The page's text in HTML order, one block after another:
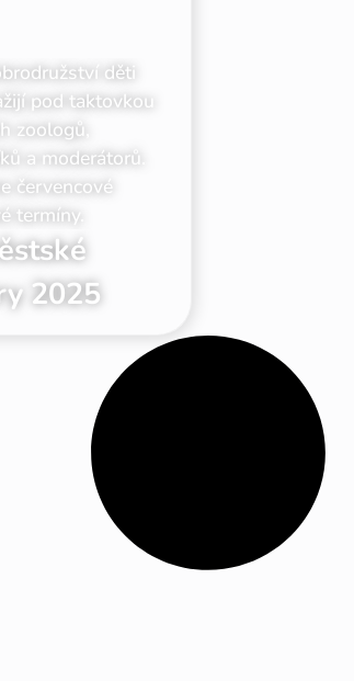
děti
pod taktovkou
zoologů,
a moderátorů.
červencové
termíny.
2025